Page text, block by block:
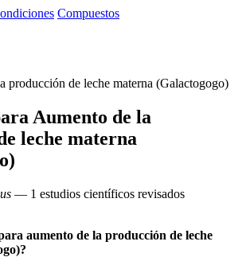
Compuestos
producción de leche materna (Galactogogo)
Aumento de la
leche materna
— 1 estudios científicos revisados
aumento de la producción de leche